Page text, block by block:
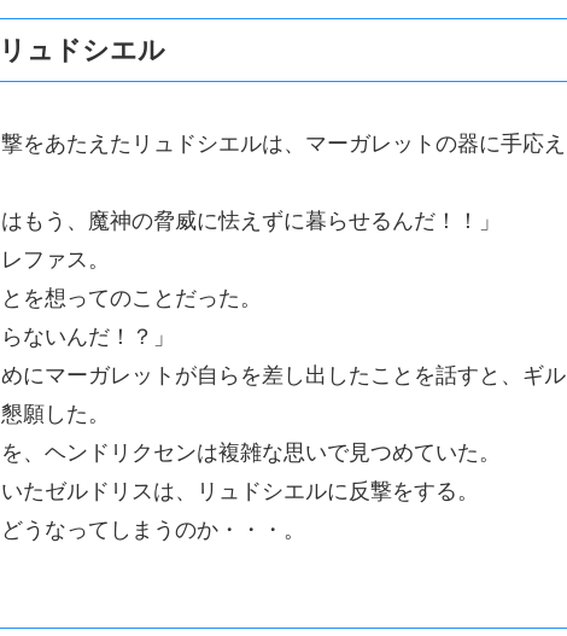
ュドシエル
をあたえたリュドシエルは、マーガレットの器に手応え
もう、魔神の脅威に怯えずに暮らせるんだ！！」
ファス。
を想ってのことだった。
ないんだ！？」
にマーガレットが自らを差し出したことを話すと、ギル
願した。
、ヘンドリクセンは複雑な思いで見つめていた。
たゼルドリスは、リュドシエルに反撃をする。
うなってしまうのか・・・。